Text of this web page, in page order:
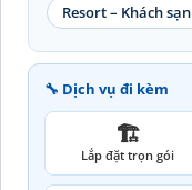
Resort – Khách sạn
🔧 Dịch vụ đi kèm
🏗️
Lắp đặt trọn gói